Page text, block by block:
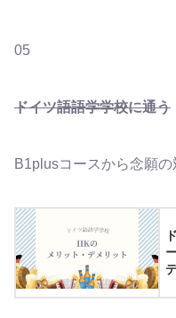
05
ドイツ語語学学校に通う
B1plusコースから念願の